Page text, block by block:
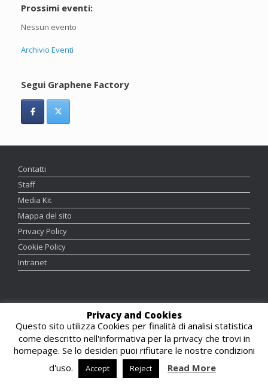
Prossimi eventi:
Nessun evento
Archivio Eventi
Segui Graphene Factory
Contatti
Staff
Media Kit
Mappa del sito
Privacy Policy
Cookie Policy
Intranet
Responsabile Editoriale:Maddalena Scandola
Privacy and Cookies
Questo sito utilizza Cookies per finalità di analisi statistica
come descritto nell'informativa per la privacy che trovi in
homepage. Se lo desideri puoi rifiutare le nostre condizioni
d'uso.
Accept Reject Read More